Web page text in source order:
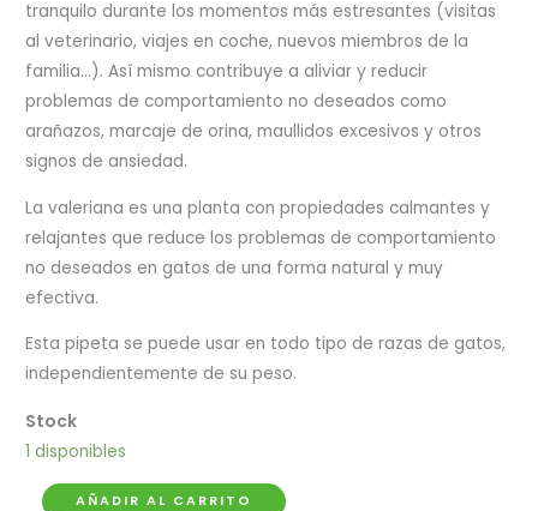
tranquilo durante los momentos más estresantes (visitas
al veterinario, viajes en coche, nuevos miembros de la
familia…). Así mismo contribuye a aliviar y reducir
problemas de comportamiento no deseados como
arañazos, marcaje de orina, maullidos excesivos y otros
signos de ansiedad.
La valeriana es una planta con propiedades calmantes y
relajantes que reduce los problemas de comportamiento
no deseados en gatos de una forma natural y muy
efectiva.
Esta pipeta se puede usar en todo tipo de razas de gatos,
independientemente de su peso.
1 disponibles
MenforsanAÑADIR AL CARRITO